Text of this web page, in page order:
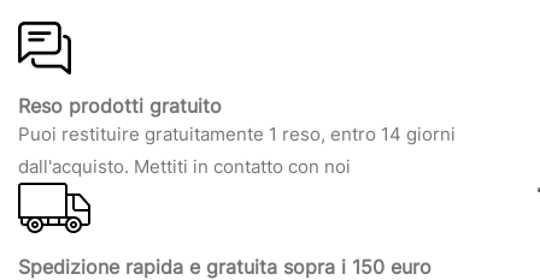
Reso prodotti gratuito
Puoi restituire gratuitamente 1 reso, entro 14 giorni
dall'acquisto. Mettiti in contatto con noi
Spedizione rapida e gratuita sopra i 150 euro